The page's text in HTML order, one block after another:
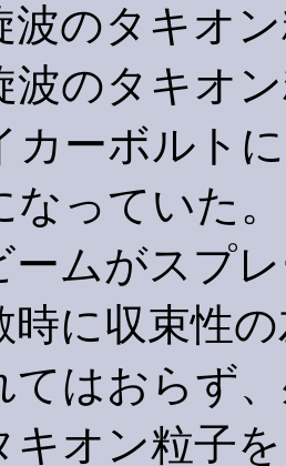
波のタキオ
波のタキオ
カーボルト
っていた。
ムがスプ
時に収束性
てはおらず
キオン粒子